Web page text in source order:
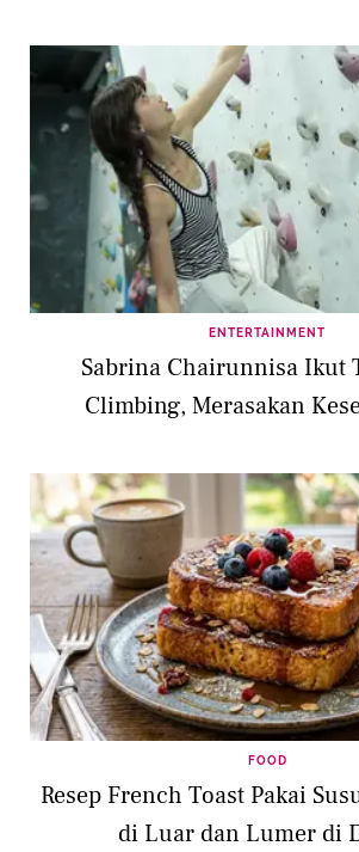
ENTERTAINMENT
Sabrina Chairunnisa Ikut
Climbing, Merasakan
FOOD
Resep French Toast Pakai
di Luar dan Lumer di